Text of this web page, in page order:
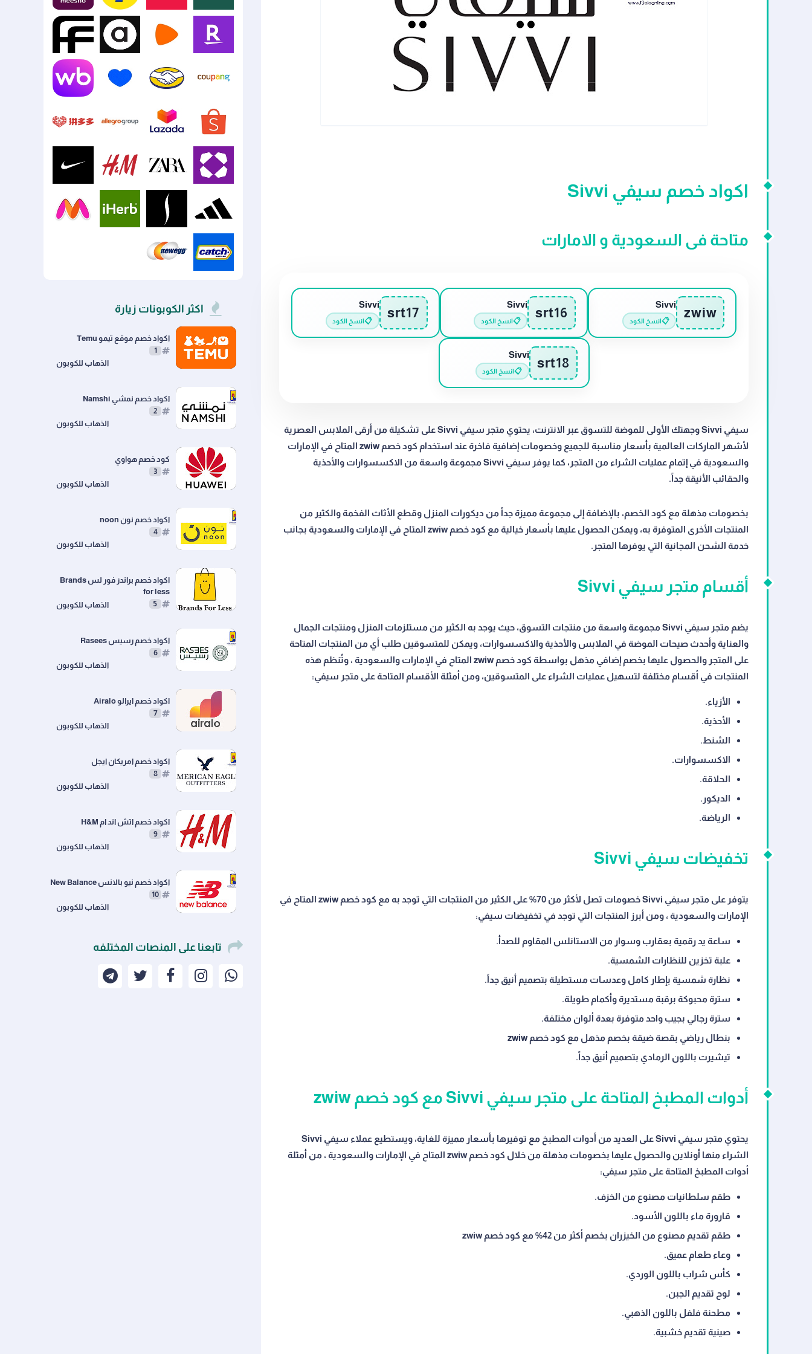
اكواد خصم سيفي Sivvi
متاحة فى السعودية و الامارات
zwiw
Sivvi
📋انسخ الكود
srt16
Sivvi
📋انسخ الكود
srt17
Sivvi
📋انسخ الكود
srt18
Sivvi
📋انسخ الكود
سيفي Sivvi وجهتك الأولى للموضة للتسوق عبر الانترنت، يحتوي متجر سيفي Sivvi على تشكيلة من أرقى الملابس العصرية
لأشهر الماركات العالمية بأسعار مناسبة للجميع وخصومات إضافية فاخرة عند استخدام كود خصم zwiw المتاح في الإمارات
والسعودية في إتمام عمليات الشراء من المتجر، كما يوفر سيفي Sivvi مجموعة واسعة من الاكسسوارات والأحذية
والحقائب الأنيقة جداً.
بخصومات مذهلة مع كود الخصم، بالإضافة إلى مجموعة مميزة جداً من ديكورات المنزل وقطع الأثاث الفخمة والكثير من
المنتجات الأخرى المتوفرة به، ويمكن الحصول عليها بأسعار خيالية مع كود خصم zwiw المتاح في الإمارات والسعودية بجانب
خدمة الشحن المجانية التي يوفرها المتجر.
أقسام متجر سيفي Sivvi
يضم متجر سيفي Sivvi مجموعة واسعة من منتجات التسوق، حيث يوجد به الكثير من مستلزمات المنزل ومنتجات الجمال
والعناية وأحدث صيحات الموضة في الملابس والأحذية والاكسسوارات، ويمكن للمتسوقين طلب أي من المنتجات المتاحة
على المتجر والحصول عليها بخصم إضافي مذهل بواسطة كود خصم zwiw المتاح في الإمارات والسعودية ، وتُنظم هذه
المنتجات في أقسام مختلفة لتسهيل عمليات الشراء على المتسوقين، ومن أمثلة الأقسام المتاحة على متجر سيفي:
الأزياء.
الأحذية.
الشنط.
الاكسسوارات.
الحلاقة.
الديكور.
الرياضة.
تخفيضات سيفي Sivvi
يتوفر على متجر سيفي Sivvi خصومات تصل لأكثر من 70% على الكثير من المنتجات التي توجد به مع كود خصم zwiw المتاح في
الإمارات والسعودية ، ومن أبرز المنتجات التي توجد في تخفيضات سيفي:
ساعة يد رقمية بعقارب وسوار من الاستانلس المقاوم للصدأ.
علبة تخزين للنظارات الشمسية.
نظارة شمسية بإطار كامل وعدسات مستطيلة بتصميم أنيق جداً.
سترة محبوكة برقبة مستديرة وأكمام طويلة.
سترة رجالي بجيب واحد متوفرة بعدة ألوان مختلفة.
بنطال رياضي بقصة ضيقة بخصم مذهل مع كود خصم zwiw
تيشيرت باللون الرمادي بتصميم أنيق جداً.
أدوات المطبخ المتاحة على متجر سيفي Sivvi مع كود خصم zwiw
يحتوي متجر سيفي Sivvi على العديد من أدوات المطبخ مع توفيرها بأسعار مميزة للغاية، ويستطيع عملاء سيفي Sivvi
الشراء منها أونلاين والحصول عليها بخصومات مذهلة من خلال كود خصم zwiw المتاح في الإمارات والسعودية ، من أمثلة
أدوات المطبخ المتاحة على متجر سيفي:
طقم سلطانيات مصنوع من الخزف.
قارورة ماء باللون الأسود.
طقم تقديم مصنوع من الخيزران بخصم أكثر من 42% مع كود خصم zwiw
وعاء طعام عميق.
كأس شراب باللون الوردي.
لوح تقديم الجبن.
مطحنة فلفل باللون الذهبي.
صينية تقديم خشبية.
Blink
Digikala
Flipkart
Meesho
Rakuten
Zalando
ASOS
Farfetch
Coupang
Mercado
Libre
Ozon
Wildberries
Shopee
Lazada
Allegro
Pinduoduo
Wayfair
Zara
H&M
Nike
Adidas
Sephora
اكثر الكوبونات زيارة
اكواد خصم موقع تيمو Temu
1
اكواد خصم نمشي Namshi
2
كود خصم هواوي
3
اكواد خصم نون noon
4
اكواد خصم براندز فور لس Brands
for less
5
اكواد خصم رسيس Rasees
6
اكواد خصم ايرالو ‎ Airalo
7
اكواد خصم امريكان ايجل
8
اكواد خصم اتش اند ام H&M
9
اكواد خصم نيو بالانس New Balance
10
تابعنا على المنصات المختلفه